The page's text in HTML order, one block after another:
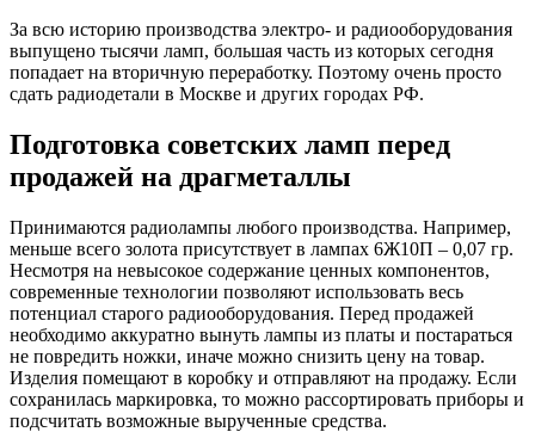
За всю историю производства электро- и радиооборудования
выпущено тысячи ламп, большая часть из которых сегодня
попадает на вторичную переработку. Поэтому очень просто
сдать радиодетали в Москве и других городах РФ.
Подготовка советских ламп перед
продажей на драгметаллы
Принимаются радиолампы любого производства. Например,
меньше всего золота присутствует в лампах 6Ж10П – 0,07 гр.
Несмотря на невысокое содержание ценных компонентов,
современные технологии позволяют использовать весь
потенциал старого радиооборудования. Перед продажей
необходимо аккуратно вынуть лампы из платы и постараться
не повредить ножки, иначе можно снизить цену на товар.
Изделия помещают в коробку и отправляют на продажу. Если
сохранилась маркировка, то можно рассортировать приборы и
подсчитать возможные вырученные средства.